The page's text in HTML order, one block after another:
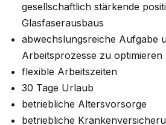
gesellschaftlich stärkende
Glasfaserausbaus
abwechslungsreiche Aufgabe
Arbeitsprozesse zu optimieren
flexible Arbeitszeiten
30 Tage Urlaub
betriebliche Altersvorsorge
betriebliche